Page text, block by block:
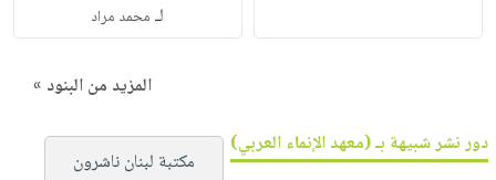
لـ محمد مراد
المزيد من البنود »
دور نشر شبيهة بـ (معهد الإنماء العربي)
مكتبة لبنان ناشرون